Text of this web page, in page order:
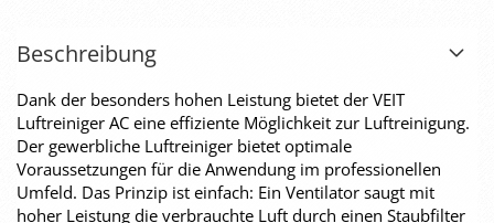
Beschreibung
Dank der besonders hohen Leistung bietet der VEIT
Luftreiniger AC eine effiziente Möglichkeit zur Luftreinigung.
Der gewerbliche Luftreiniger bietet optimale
Voraussetzungen für die Anwendung im professionellen
Umfeld. Das Prinzip ist einfach: Ein Ventilator saugt mit
hoher Leistung die verbrauchte Luft durch einen Staubfilter